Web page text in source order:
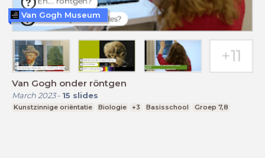
Van Gogh onder röntgen
March 2023- 15 slides
Kunstzinnige oriëntatie Biologie +3 Basisschool Groep 7,8
Van Gogh Museum